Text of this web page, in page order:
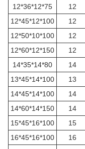
12*36*12*75
12
12*45*12*100
12
12*50*10*100
12
12*60*12*150
12
14*35*14*80
14
13*45*14*100
13
14*45*14*100
14
14*60*14*150
14
15*45*16*100
15
16*45*16*100
16